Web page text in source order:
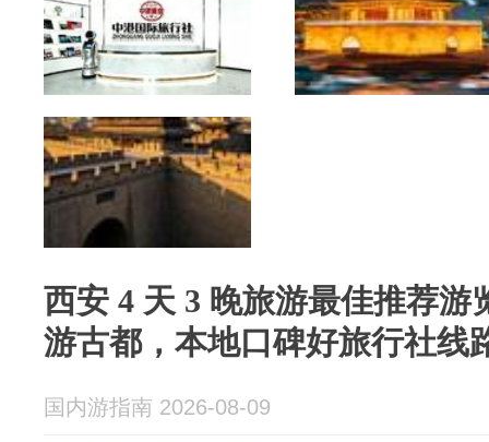
西安 4 天 3 晚旅游最佳推荐游
游古都，本地口碑好旅行社线
国内游指南 2026-08-09